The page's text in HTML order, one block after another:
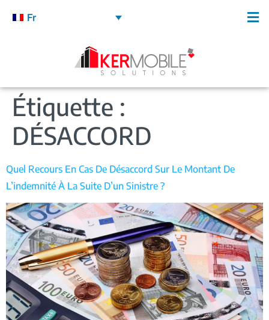
Fr
Étiquette :
DÉSACCORD
Quel Recours En Cas De Désaccord Sur Le Montant De
L’indemnité À La Suite D’un Sinistre ?